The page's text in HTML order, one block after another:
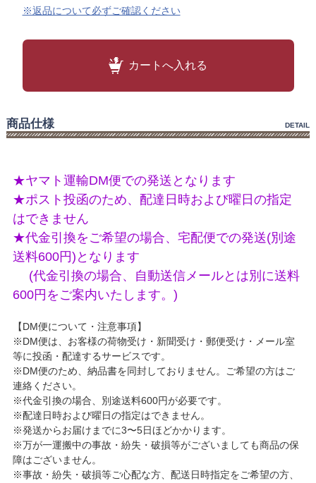
※返品について必ずご確認ください
カートへ入れる
商品仕様 DETAIL
★ヤマト運輸DM便での発送となります
★ポスト投函のため、配達日時および曜日の指定
はできません
★代金引換をご希望の場合、宅配便での発送(別途
送料600円)となります
(代金引換の場合、自動送信メールとは別に送料
600円をご案内いたします。)
【DM便について・注意事項】
※DM便は、お客様の荷物受け・新聞受け・郵便受け・メール室
等に投函・配達するサービスです。
※DM便のため、納品書を同封しておりません。ご希望の方はご
連絡ください。
※代金引換の場合、別途送料600円が必要です。
※配達日時および曜日の指定はできません。
※発送からお届けまでに3〜5日ほどかかります。
※万が一運搬中の事故・紛失・破損等がございましても商品の保
障はございません。
※事故・紛失・破損等ご心配な方、配送日時指定をご希望の方、